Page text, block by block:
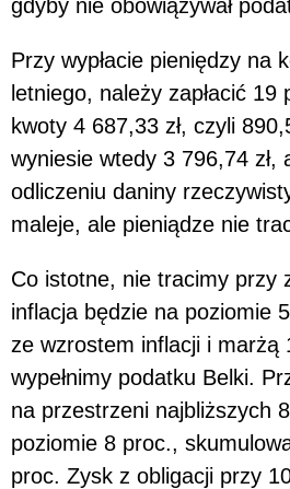
gdyby nie obowiązywał
Przy wypłacie pieniędzy na
letniego, należy zapłacić 19
kwoty 4 687,33 zł, czyli
wyniesie wtedy 3 796,74 zł,
odliczeniu daniny
maleje, ale pieniądze nie
Co istotne, nie tracimy przy
inflacja będzie na poziomie
ze wzrostem inflacji i marżą
wypełnimy podatku Belki.
na przestrzeni najbliższych
poziomie 8 proc.,
proc. Zysk z obligacji przy